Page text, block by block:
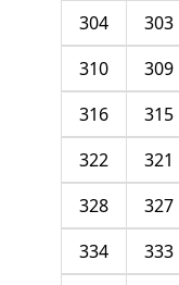
303
304
309
310
315
316
321
322
327
328
333
334